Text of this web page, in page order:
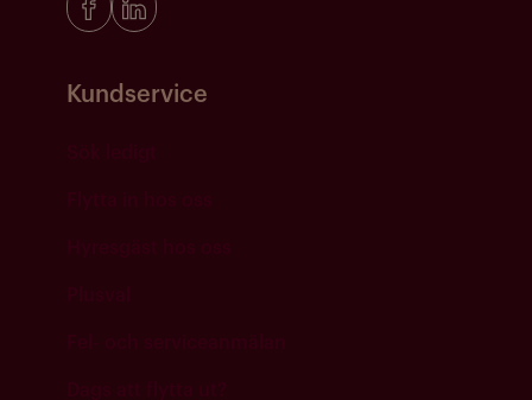
Kundservice